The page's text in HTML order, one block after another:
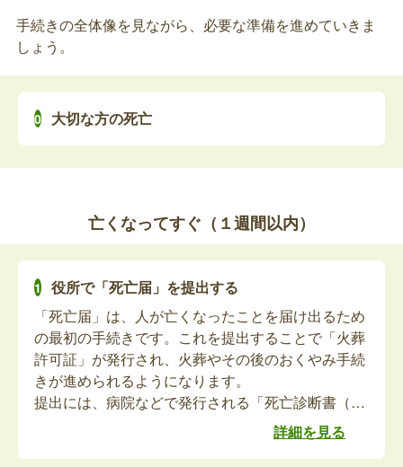
保育施設等の世帯状況の変更届（死亡関連手
続き）
護者や同居していた方が亡くなった場合は、世帯状
況の変更に関する届出が必要です。利⽤している施
設を通じて提出してください。（届出書は各施設に
あります）
児童⼿当の受給者（⼦の親等）が亡くなった場合
は、新たな受給者での認定請求等の手続きが必要で
が必要です。
児童扶養手当の届出等（死亡関連手続き）
児童扶養⼿当の受給資格者（⼦の親等）が亡くなっ
た場合は、⼾籍法の届出義務者による受給者死亡届
出等の手続きが必要です。また、対象のお⼦さまが
亡くなった場合は、受給資格者による届出が必要で
す。
手続きの全体像を見ながら、必要な準備を進めていきま
しょう。
大切な方の死亡
亡くなってすぐ（１週間以内）
役所で「死亡届」を提出する
「死亡届」は、人が亡くなったことを届け出るため
の最初の手続きです。これを提出することで「火葬
許可証」が発行され、火葬やその後のおくやみ手続
きが進められるようになります。
提出には、病院などで発行される「死亡診断書（死
体検案書）」をもって、故人の死亡を知った日を含
めて7日以内に提出する必要があります。
詳細を見る